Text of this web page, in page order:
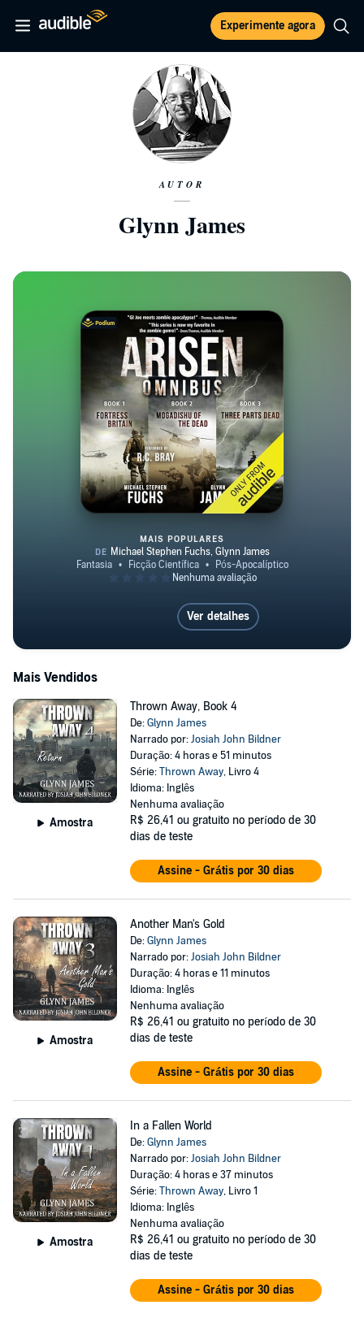
Experimente agora
AUTOR
Glynn James
Arisen Omnibus Edition: Books
MAIS POPULARES
Ver detalhes
Mais Vendidos
Amostra
Thrown Away, Book 4
De:Glynn James
Narrado por:Josiah John Bildner
Duração: 4 horas e 51 minutos
Série:Thrown Away, Livro 4
Idioma: Inglês
Nenhuma avaliação
R$ 26,41 ou gratuito no período de 30
dias de teste
Assine - Grátis por 30 dias
Amostra
Another Man's Gold
De:Glynn James
Narrado por:Josiah John Bildner
Duração: 4 horas e 11 minutos
Idioma: Inglês
Nenhuma avaliação
R$ 26,41 ou gratuito no período de 30
dias de teste
Assine - Grátis por 30 dias
Amostra
In a Fallen World
De:Glynn James
Narrado por:Josiah John Bildner
Duração: 4 horas e 37 minutos
Série:Thrown Away, Livro 1
Idioma: Inglês
Nenhuma avaliação
R$ 26,41 ou gratuito no período de 30
dias de teste
Assine - Grátis por 30 dias